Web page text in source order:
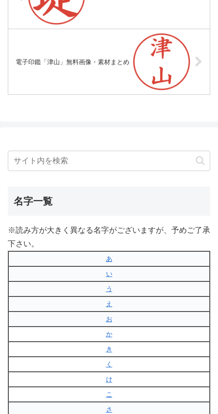
電子印鑑「津山」無料画像・素材まとめ
名字一覧
※読み方が大きく異なる名字がございますが、予めご了承
下さい。
あ
い
う
え
お
か
き
く
け
こ
さ